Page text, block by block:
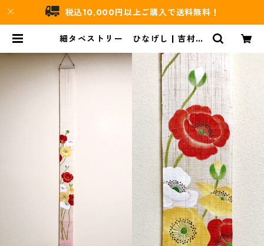
税込10,000円以上ご購入で送料無料！
細タペストリー ひなげし | 吉村唐